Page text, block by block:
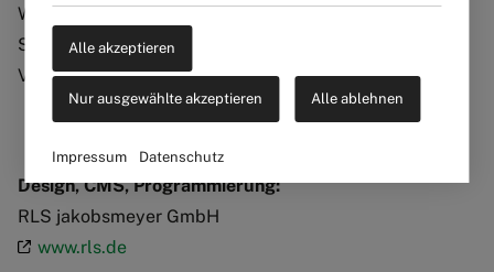
Alle akzeptieren
Nur ausgewählte akzeptieren Alle ablehnen
Impressum Datenschutz
Wir sind nicht bereit oder verpflichtet, an
Streitbeilegungsverfahren vor einer
Verbraucherschlichtungsstelle teilzunehmen.
Design, CMS, Programmierung:
RLS jakobsmeyer GmbH
www.rls.de